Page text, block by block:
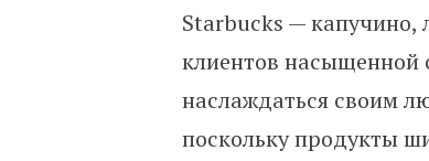
Starbucks —капучино,
клиентов насыщенной
наслаждаться своим
поскольку продукты